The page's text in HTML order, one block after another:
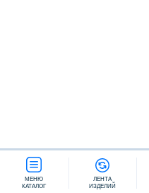
Заказать звонок
МЕНЮ
КАТАЛОГ
ЛЕНТА
ИЗДЕЛИЙ